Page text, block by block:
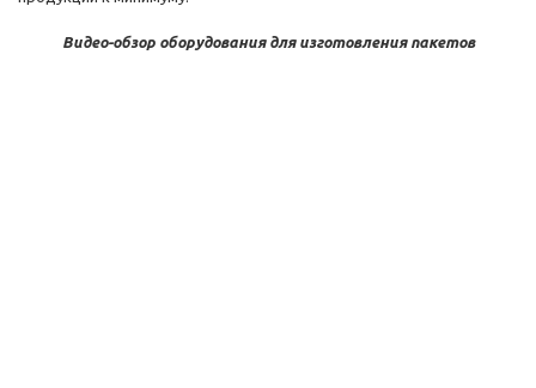
Видео-обзор оборудования для изготовления пакетов